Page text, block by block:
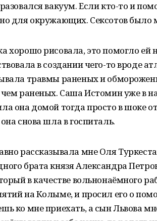
вакуум. Если кто-то и
для окружающих. Сексотов было
хорошо рисовала, это помогло ей
в создании чего-то вроде
травмы раненых и
раненых. Саша Истомин уже в
она домой тогда просто в шоке
снова шла в госпиталь.
рассказывала мне Оля
брата князя Александра
в качестве вольнонаёмного
на Колыме, и просил его о
ко мне приехать, а сын Львова